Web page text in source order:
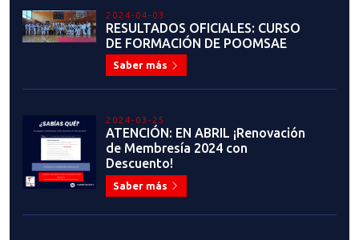
2024-04-03
RESULTADOS OFICIALES: CURSO
DE FORMACIÓN DE POOMSAE
Saber más
2024-03-25
ATENCIÓN: EN ABRIL ¡Renovación
de Membresía 2024 con
Descuento!
Saber más